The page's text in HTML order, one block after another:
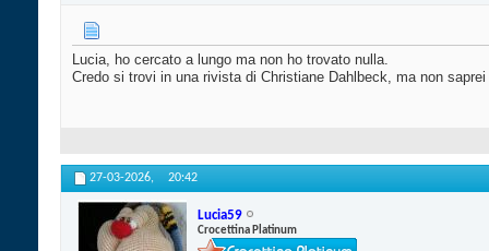
Lucia, ho cercato a lungo ma non ho trovato nulla.
Credo si trovi in una rivista di Christiane Dahlbeck, ma non saprei
27-03-2026, 20:42
Lucia59
Crocettina Platinum